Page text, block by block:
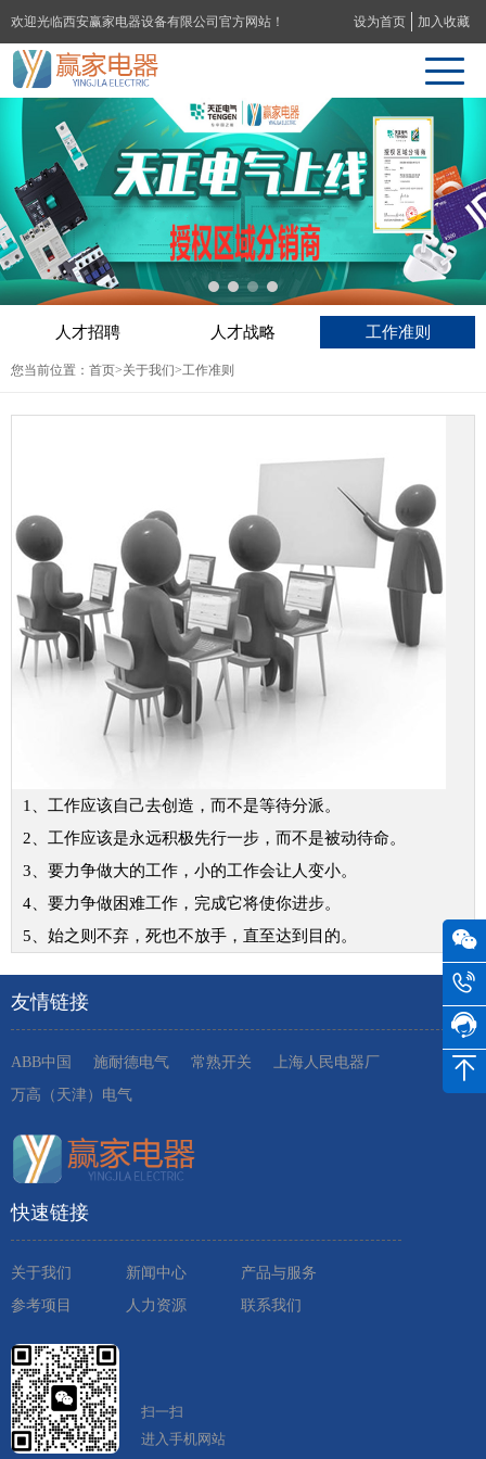
欢迎光临西安赢家电器设备有限公司官方网站！ 设为首页 加入收藏
人才招聘 人才战略 工作准则
您当前位置： 首页>关于我们>工作准则
1、工作应该自己去创造，而不是等待分派。
2、工作应该是永远积极先行一步，而不是被动待命。
3、要力争做大的工作，小的工作会让人变小。
4、要力争做困难工作，完成它将使你进步。
5、始之则不弃，死也不放手，直至达到目的。
友情链接
ABB中国 施耐德电气 常熟开关
上海人民电器厂
万高（天津）电气
快速链接
关于我们 新闻中心
产品与服务
参考项目
人力资源 联系我们
扫一扫
进入手机网站